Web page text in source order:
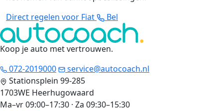
Direct regelen voor Fiat
Bel
Koop je auto met vertrouwen.
072-2019000
service@autocoach.nl
Stationsplein 99-285
1703WE Heerhugowaard
Ma–vr 09:00–17:30 · Za 09:30–15:30